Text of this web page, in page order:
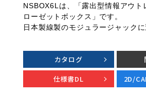
NSBOX6Lは、「露出型情報アウト
ローゼットボックス」です。
日本製線製のモジュラージャックに
カタログ
仕様書DL
2D/